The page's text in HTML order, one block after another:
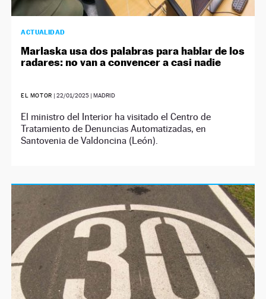
ACTUALIDAD
Marlaska usa dos palabras para hablar de los
radares: no van a convencer a casi nadie
EL MOTOR | 22/01/2025| MADRID
El ministro del Interior ha visitado el Centro de
Tratamiento de Denuncias Automatizadas, en
Santovenia de Valdoncina (León).